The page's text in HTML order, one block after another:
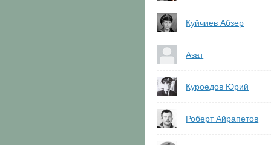
Куйчиев Абзер
Азат
Куроедов Юрий
Роберт Айрапетов